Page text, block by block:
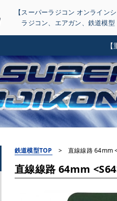
【スーパーラジコン オンラインシ
ラジコン、 エアガン、 鉄道模型
【重要
鉄道模型TOP > 直線線路 64mm
直線線路 64mm